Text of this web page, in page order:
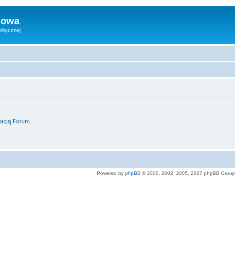
Forum
Powered by phpBB © 2000, 2002, 2005, 2007 phpBB Group